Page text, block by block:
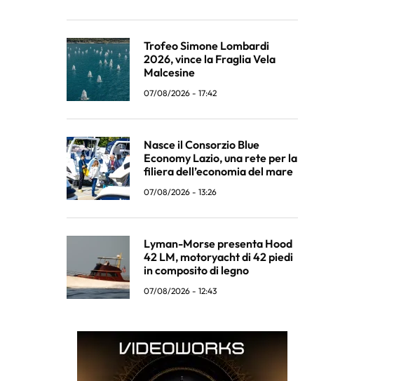
Trofeo Simone Lombardi
2026, vince la Fraglia Vela
Malcesine
07/08/2026 - 17:42
Nasce il Consorzio Blue
Economy Lazio, una rete per la
filiera dell’economia del mare
07/08/2026 - 13:26
Lyman-Morse presenta Hood
42 LM, motoryacht di 42 piedi
in composito di legno
07/08/2026 - 12:43